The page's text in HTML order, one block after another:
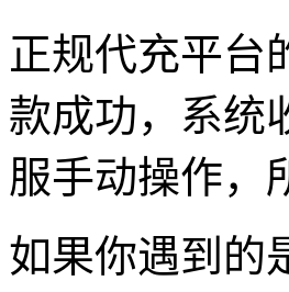
正规代充平台
款成功，系统
服手动操作，
如果你遇到的